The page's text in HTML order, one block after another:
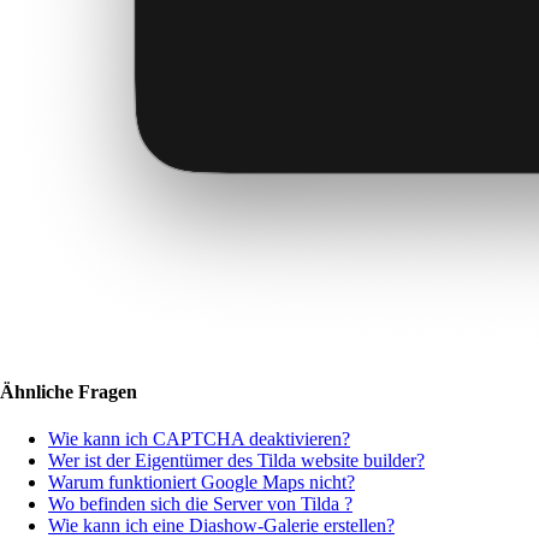
Ähnliche Fragen
Wie kann ich CAPTCHA deaktivieren?
Wer ist der Eigentümer des Tilda website builder?
Warum funktioniert Google Maps nicht?
Wo befinden sich die Server von Tilda ?
Wie kann ich eine Diashow-Galerie erstellen?